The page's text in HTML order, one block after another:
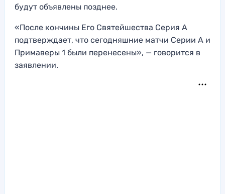
будут объявлены позднее.
«После кончины Его Святейшества Серия А
подтверждает, что сегодняшние матчи Серии А и
Примаверы 1 были перенесены», — говорится в
заявлении.